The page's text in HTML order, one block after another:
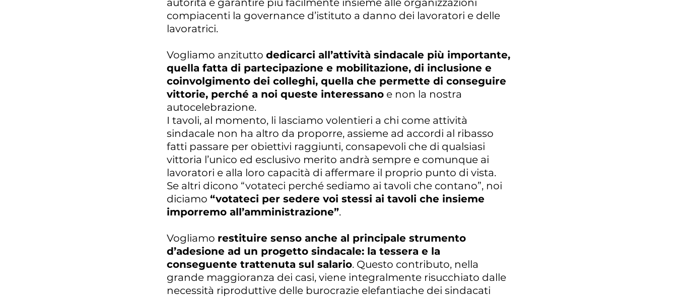
autorità e garantire più facilmente insieme alle organizzazioni
compiacenti la governance d’istituto a danno dei lavoratori e delle
lavoratrici.
Vogliamo anzitutto dedicarci all’attività sindacale più importante,
quella fatta di partecipazione e mobilitazione, di inclusione e
coinvolgimento dei colleghi, quella che permette di conseguire
vittorie, perché a noi queste interessano e non la nostra
autocelebrazione.
I tavoli, al momento, li lasciamo volentieri a chi come attività
sindacale non ha altro da proporre, assieme ad accordi al ribasso
fatti passare per obiettivi raggiunti, consapevoli che di qualsiasi
vittoria l’unico ed esclusivo merito andrà sempre e comunque ai
lavoratori e alla loro capacità di affermare il proprio punto di vista.
Se altri dicono “votateci perché sediamo ai tavoli che contano”, noi
diciamo “votateci per sedere voi stessi ai tavoli che insieme
imporremo all’amministrazione”.
Vogliamo restituire senso anche al principale strumento
d’adesione ad un progetto sindacale: la tessera e la
conseguente trattenuta sul salario. Questo contributo, nella
grande maggioranza dei casi, viene integralmente risucchiato dalle
necessità riproduttive delle burocrazie elefantiache dei sindacati